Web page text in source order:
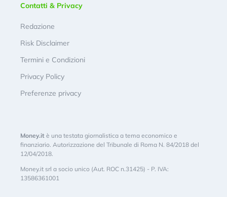
Contatti & Privacy
Redazione
Risk Disclaimer
Termini e Condizioni
Privacy Policy
Preferenze privacy
Money.it è una testata giornalistica a tema economico e
finanziario. Autorizzazione del Tribunale di Roma N. 84/2018 del
12/04/2018.
Money.it srl a socio unico (Aut. ROC n.31425) - P. IVA:
13586361001